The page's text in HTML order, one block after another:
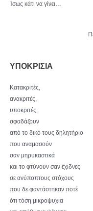
Ίσως κάτι να γίνει…
ΥΠΟΚΡΙΣΙΑ
Κατακριτές,
ανακριτές,
υποκριτές,
σφαδάζουν
από το δικό τους δηλητήριο
που αναμασούν
σαν μηρυκαστικά
και το φτύνουν σαν έχιδνες
σε ανύποπτους στόχους
που δε φαντάστηκαν ποτέ
ότι τόση μικροψυχία